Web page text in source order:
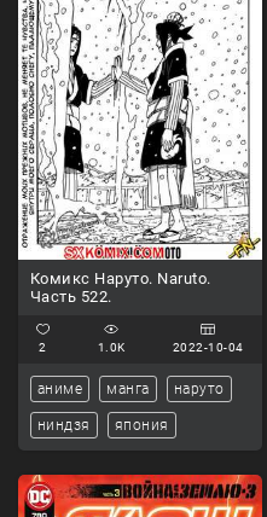
Комикс Наруто. Naruto.
Часть 522.
2 1.0K 2022-10-04
аниме манга наруто
ниндзя япония